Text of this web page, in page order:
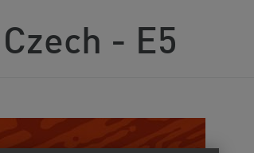
Czech - E5